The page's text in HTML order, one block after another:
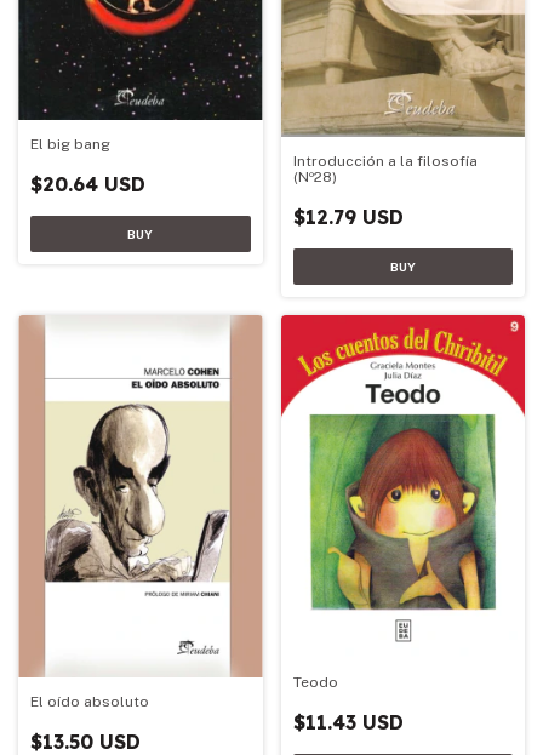
El big bang
$20.64 USD
Introducción a la filosofía
(Nº28)
$12.79 USD
El oído absoluto
$13.50 USD
Teodo
$11.43 USD